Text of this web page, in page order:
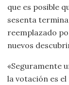
que es posible
sesenta
reemplazado
nuevos
«Seguramente
la votación es